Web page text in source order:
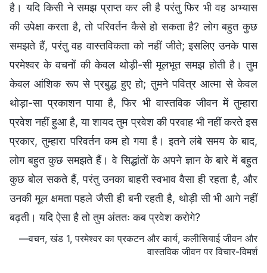
है। यदि किसी ने समझ प्राप्त कर ली है परंतु फिर भी वह अभ्यास
की उपेक्षा करता है, तो परिवर्तन कैसे हो सकता है? लोग बहुत कुछ
समझते हैं, परंतु वह वास्तविकता को नहीं जीते; इसलिए उनके पास
परमेश्वर के वचनों की केवल थोड़ी-सी मूलभूत समझ होती है। तुम
केवल आंशिक रूप से प्रबुद्ध हुए हो; तुमने पवित्र आत्मा से केवल
थोड़ा-सा प्रकाशन पाया है, फिर भी वास्तविक जीवन में तुम्हारा
प्रवेश नहीं हुआ है, या शायद तुम प्रवेश की परवाह भी नहीं करते इस
प्रकार, तुम्हारा परिवर्तन कम हो गया है। इतने लंबे समय के बाद,
लोग बहुत कुछ समझते हैं। वे सिद्धांतों के अपने ज्ञान के बारे में बहुत
कुछ बोल सकते हैं, परंतु उनका बाहरी स्वभाव वैसा ही रहता है, और
उनकी मूल क्षमता पहले जैसी ही बनी रहती है, थोड़ी सी भी आगे नहीं
बढ़ती। यदि ऐसा है तो तुम अंततः कब प्रवेश करोगे?
—वचन, खंड 1, परमेश्वर का प्रकटन और कार्य, कलीसियाई जीवन और
वास्तविक जीवन पर विचार-विमर्श